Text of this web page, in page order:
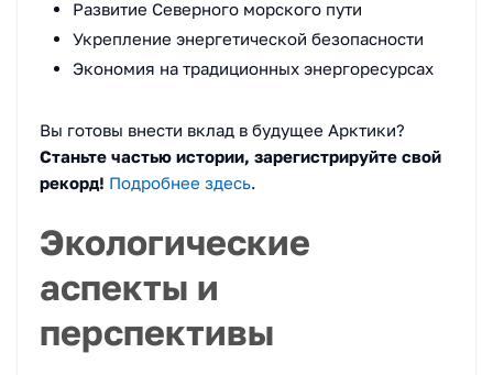
Развитие Северного морского пути
Укрепление энергетической безопасности
Экономия на традиционных энергоресурсах
Вы готовы внести вклад в будущее Арктики?
Станьте частью истории, зарегистрируйте свой
рекорд! Подробнее здесь.
Экологические
аспекты и
перспективы